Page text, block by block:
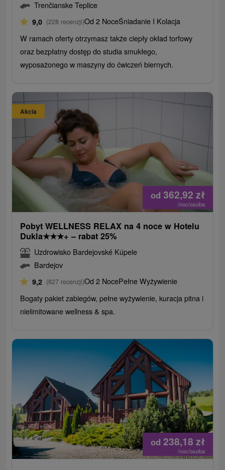
Trenčianske Teplice
9,0 (228 recenzji)Od 2 NoceŚniadanie I Kolacja
W ramach oferty otrzymasz także ciepły okład torfowy
oraz bezpłatny dostęp do studia smukłego,
wyposażonego w maszyny do ćwiczeń biernych.
Akcia
od 362,92 zł
/noc/osoba
Pobyt WELLNESS RELAX na 4 noce w Hotelu
Dukla★★★+ – rabat 25%
Uzdrowisko Bardejovské Kúpele
Bardejov
9,2 (827 recenzji)Od 2 NocePełne Wyżywienie
Bogaty pakiet zabiegów, pełne wyżywienie, kuracja pitna i
nielimitowane wellness & spa.
od 238,18 zł
/noc/osoba